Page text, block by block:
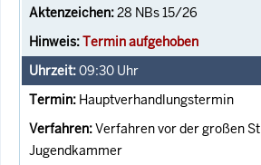
28 NBs 15/26
Termin aufgehoben
09:30 Uhr
Hauptverhandlungstermin
Verfahren vor der großen
Jugendkammer